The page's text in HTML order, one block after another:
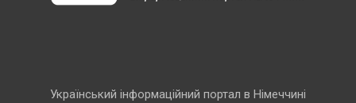
Український інформаційний портал в Німеччині